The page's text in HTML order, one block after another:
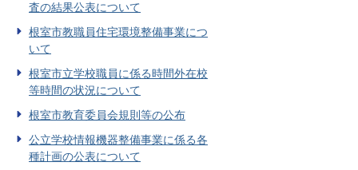
査の結果公表について
根室市教職員住宅環境整備事業につ
いて
根室市立学校職員に係る時間外在校
等時間の状況について
根室市教育委員会規則等の公布
公立学校情報機器整備事業に係る各
種計画の公表について